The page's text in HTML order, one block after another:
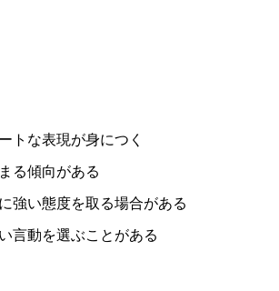
トな表現が身につく
る傾向がある
強い態度を取る場合がある
言動を選ぶことがある